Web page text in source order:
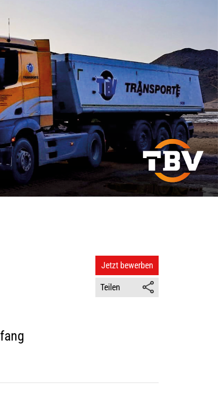
Jetzt bewerben
Teilen